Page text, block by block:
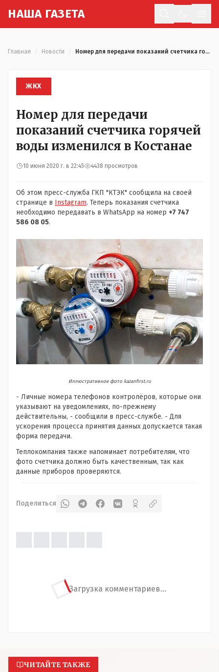
НАША ГАЗЕТА
Главная Новости Номер для передачи показаний счетчика горячей воды изменился в Костанае
ЖКХ
Номер для передачи
показаний счетчика горячей
воды изменился в Костанае
10 июня 2020 г. в 22:45 4438 просмотров
Об этом пресс-служба ГКП "КТЭК" сообщила на своей
странице в Instagram. Теперь показания счетчика
необходимо передавать в WhatsApp на номер +7 747
586 08 05.
Иллюстративное фото kazanfirst.ru
- Личные номера телефонов контролёров, которые они
указывают на уведомлениях, по-прежнему
действительны, - сообщили в пресс-службе. - Для
ускорения процесса принятия данных допускается такая
форма передачи.
Теплокомпания также напоминает потребителям, что
фото счетчика должно быть качественным, так как
данные приборов проверяются.
Поделиться
Загрузка комментариев...
ЧИТАЙТЕ ТАКЖЕ